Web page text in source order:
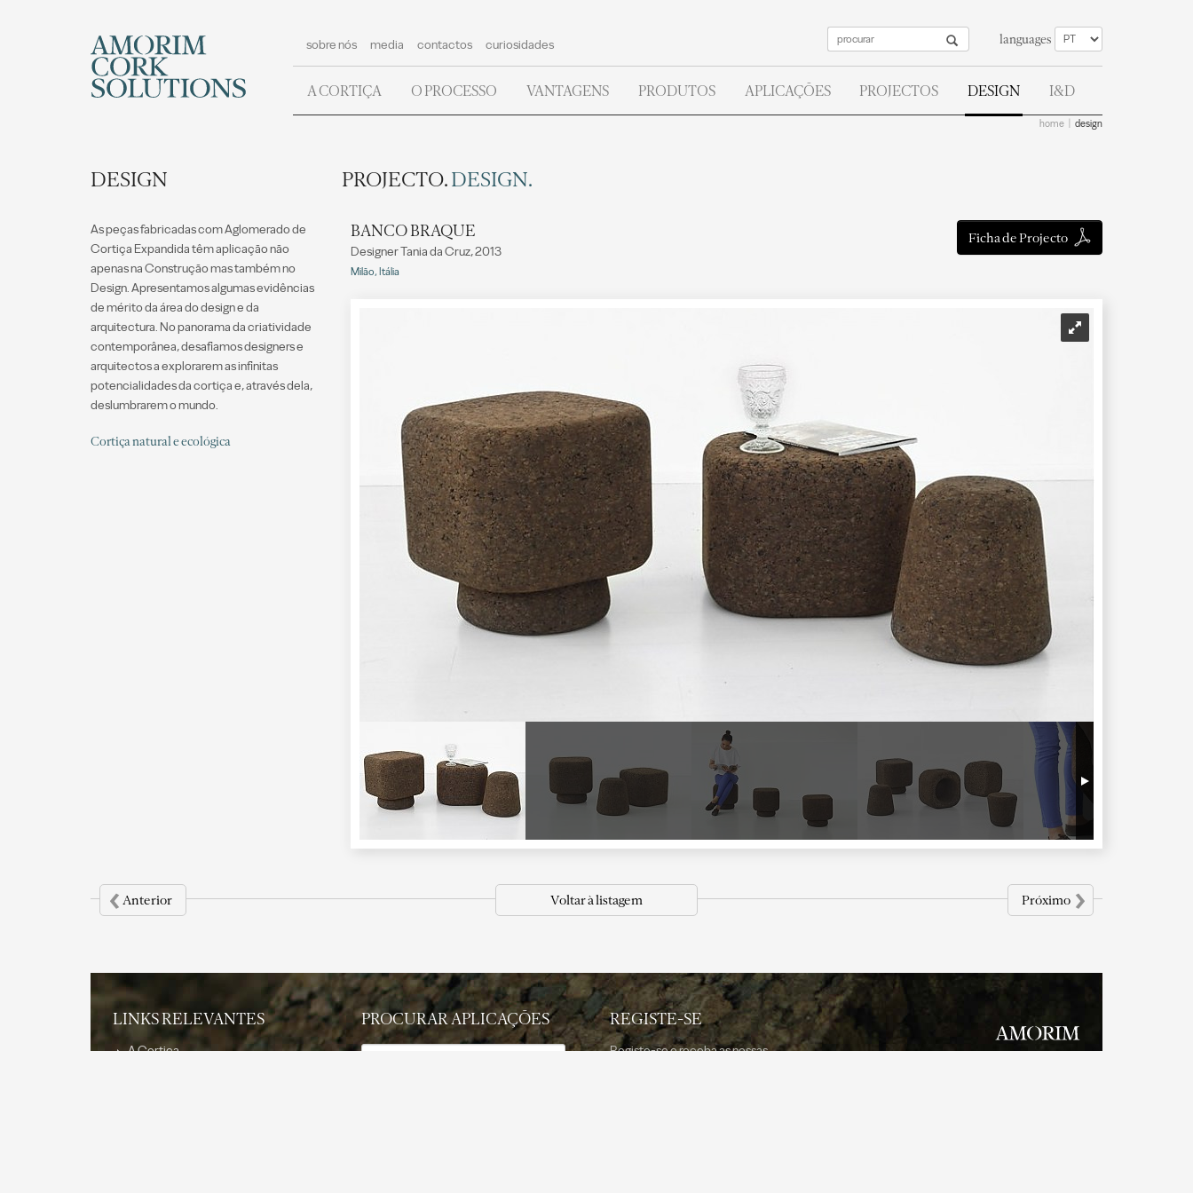
sobre nós media contactos curiosidades languages
A CORTIÇA O PROCESSO VANTAGENS PRODUTOS APLICAÇÕES PROJECTOS DESIGN I&D
home design
DESIGN PROJECTO.DESIGN.
As peças fabricadas com Aglomerado de
Cortiça Expandida têm aplicação não
apenas na Construção mas também no
Design. Apresentamos algumas evidências
de mérito da área do design e da
arquitectura. No panorama da criatividade
contemporânea, desafiamos designers e
arquitectos a explorarem as infinitas
potencialidades da cortiça e, através dela,
deslumbrarem o mundo.
Cortiça natural e ecológica
BANCO BRAQUE
Designer Tania da Cruz, 2013
Milão, Itália
Ficha de Projecto
‹Anterior Voltar à listagem Próximo›
LINKS RELEVANTES
A Cortiça
PROCURAR APLICAÇÕES
Tema
REGISTE-SE
Registe-se e receba as nossas